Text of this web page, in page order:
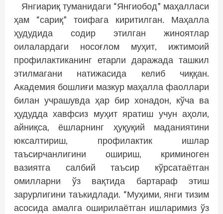
Янгиариқ туманидаги “Янгиобод” маҳалласи
ҳам “сариқ” тоифага киритилган. Маҳалла
ҳудудида содир этилган жиноятлар
оилалардаги носоғлом муҳит, ижтимоий
профилактиканинг етарли даражада ташкил
этилмагани натижасида келиб чиққан.
Академия бошлиғи мазкур маҳалла фаоллари
билан учрашувда ҳар бир хонадон, кўча ва
ҳудудда хавфсиз муҳит яратиш учун аҳоли,
айниқса, ёшларнинг ҳуқуқий маданиятини
юксалтириш, профилактик ишлар
таъсирчанлигини ошириш, криминоген
вазиятга салбий таъсир кўрсатаётган
омилларни ўз вақтида бартараф этиш
зарурлигини таъкидлади. “Муҳими, янги тизим
асосида амалга оширилаётган ишларимиз ўз